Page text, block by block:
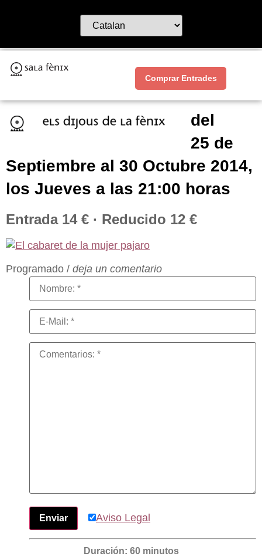
Comprar Entrades
del
25 de
Septiembre al 30 Octubre 2014,
los Jueves a las 21:00 horas
Entrada 14 € · Reducido 12 €
Programado / deja un comentario
Aviso Legal
Duración: 60 minutos